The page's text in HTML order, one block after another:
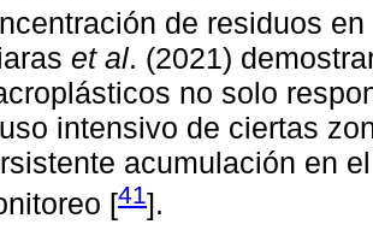
de residuos
et al. (2021)
no solo
intensivo de ciertas
acumulación en
[41].